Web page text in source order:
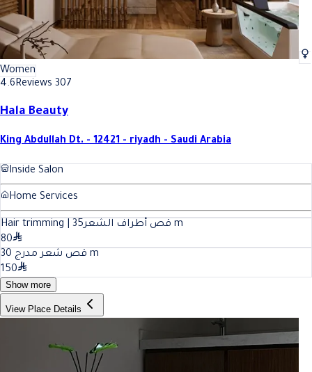
Women
4.6Reviews 307
Hala Beauty
King Abdullah Dt. - 12421 - riyadh - Saudi Arabia
Inside Salon
Home Services
Hair trimming | قص أطراف الشعر35
m
80
قص شعر مدرج 30
m
150
Show more
View Place Details